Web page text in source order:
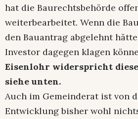
hat die Baurechtsbehörde
weiterbearbeitet. Wenn die
den Bauantrag abgelehnt
Investor dagegen klagen
Eisenlohr widerspricht
siehe unten.
Auch im Gemeinderat ist von
Entwicklung bisher wohl